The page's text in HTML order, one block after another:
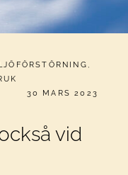
,
PUBLICERAT
30 MARS 2023
vid